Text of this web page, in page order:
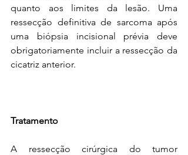
quanto aos limites da lesão. Uma
ressecção definitiva de sarcoma após
uma biópsia incisional prévia deve
obrigatoriamente incluir a ressecção da
cicatriz anterior.
Tratamento
A ressecção cirúrgica do tumor